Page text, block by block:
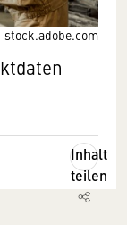
stock.adobe.com
Inhalt
teilen